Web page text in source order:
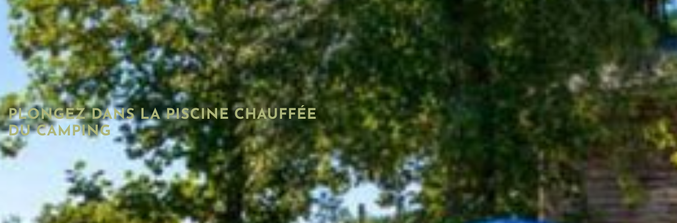
PLONGEZ DANS LA PISCINE CHAUFFÉE
DU CAMPING
Au camping Les Nauves , vous pouvez profiter d’une
piscine en plein air et
. Ouverte toute la saison de 9h à 20h sans surveillance, elle est
parfaite pour un plongeon relaxant lors des chaudes journées d’été. Tous les
enfants de moins de 12 ans doivent être accompagnés d’un adulte.